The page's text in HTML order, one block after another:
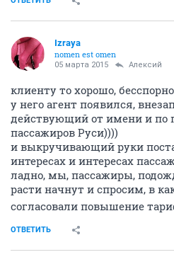
Izraya
nomen est omen
05 марта 2015 Алексий
клиенту то хорошо, бесспорно
у него агент появился,
действующий от имени и по
пассажиров Руси))))
и выкручивающий руки
интересах и интересах
ладно, мы, пассажиры,
расти начнут и спросим, в
согласовали повышение
ОТВЕТИТЬ